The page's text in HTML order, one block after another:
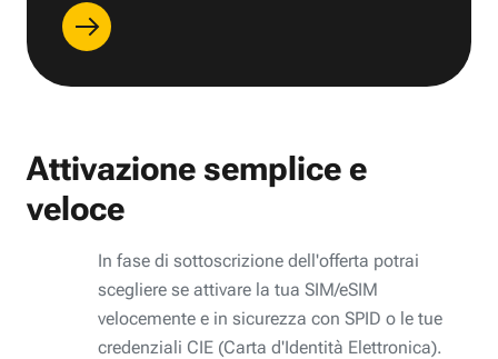
Attivazione semplice e
veloce
In fase di sottoscrizione dell'offerta potrai
scegliere se attivare la tua SIM/eSIM
velocemente e in sicurezza con SPID o le tue
credenziali CIE (Carta d'Identità Elettronica).